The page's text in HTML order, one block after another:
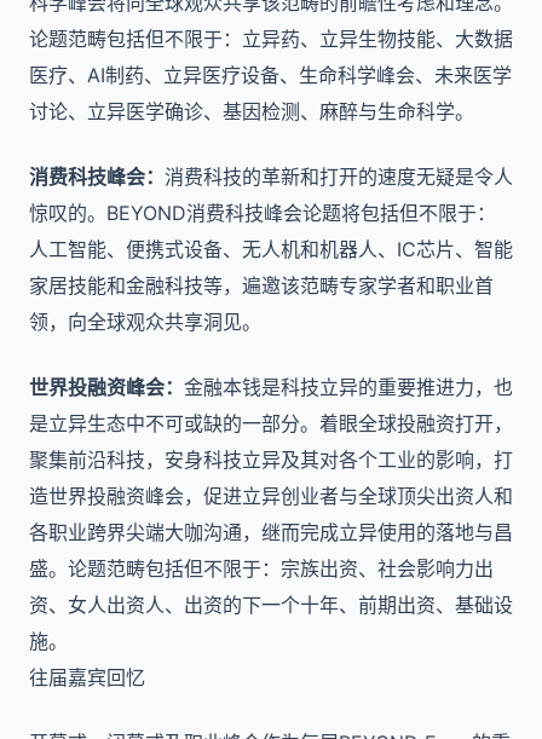
论题范畴包括但不限于：立异药、立异生物技能、大数据
医疗、AI制药、立异医疗设备、生命科学峰会、未来医学
讨论、立异医学确诊、基因检测、麻醉与生命科学。
消费科技峰会： 消费科技的革新和打开的速度无疑是令人
惊叹的。BEYOND消费科技峰会论题将包括但不限于：
人工智能、便携式设备、无人机和机器人、IC芯片、智能
家居技能和金融科技等，遍邀该范畴专家学者和职业首
领，向全球观众共享洞见。
世界投融资峰会： 金融本钱是科技立异的重要推进力，也
是立异生态中不可或缺的一部分。着眼全球投融资打开，
聚集前沿科技，安身科技立异及其对各个工业的影响，打
造世界投融资峰会，促进立异创业者与全球顶尖出资人和
各职业跨界尖端大咖沟通，继而完成立异使用的落地与昌
盛。论题范畴包括但不限于：宗族出资、社会影响力出
资、女人出资人、出资的下一个十年、前期出资、基础设
施。
往届嘉宾回忆